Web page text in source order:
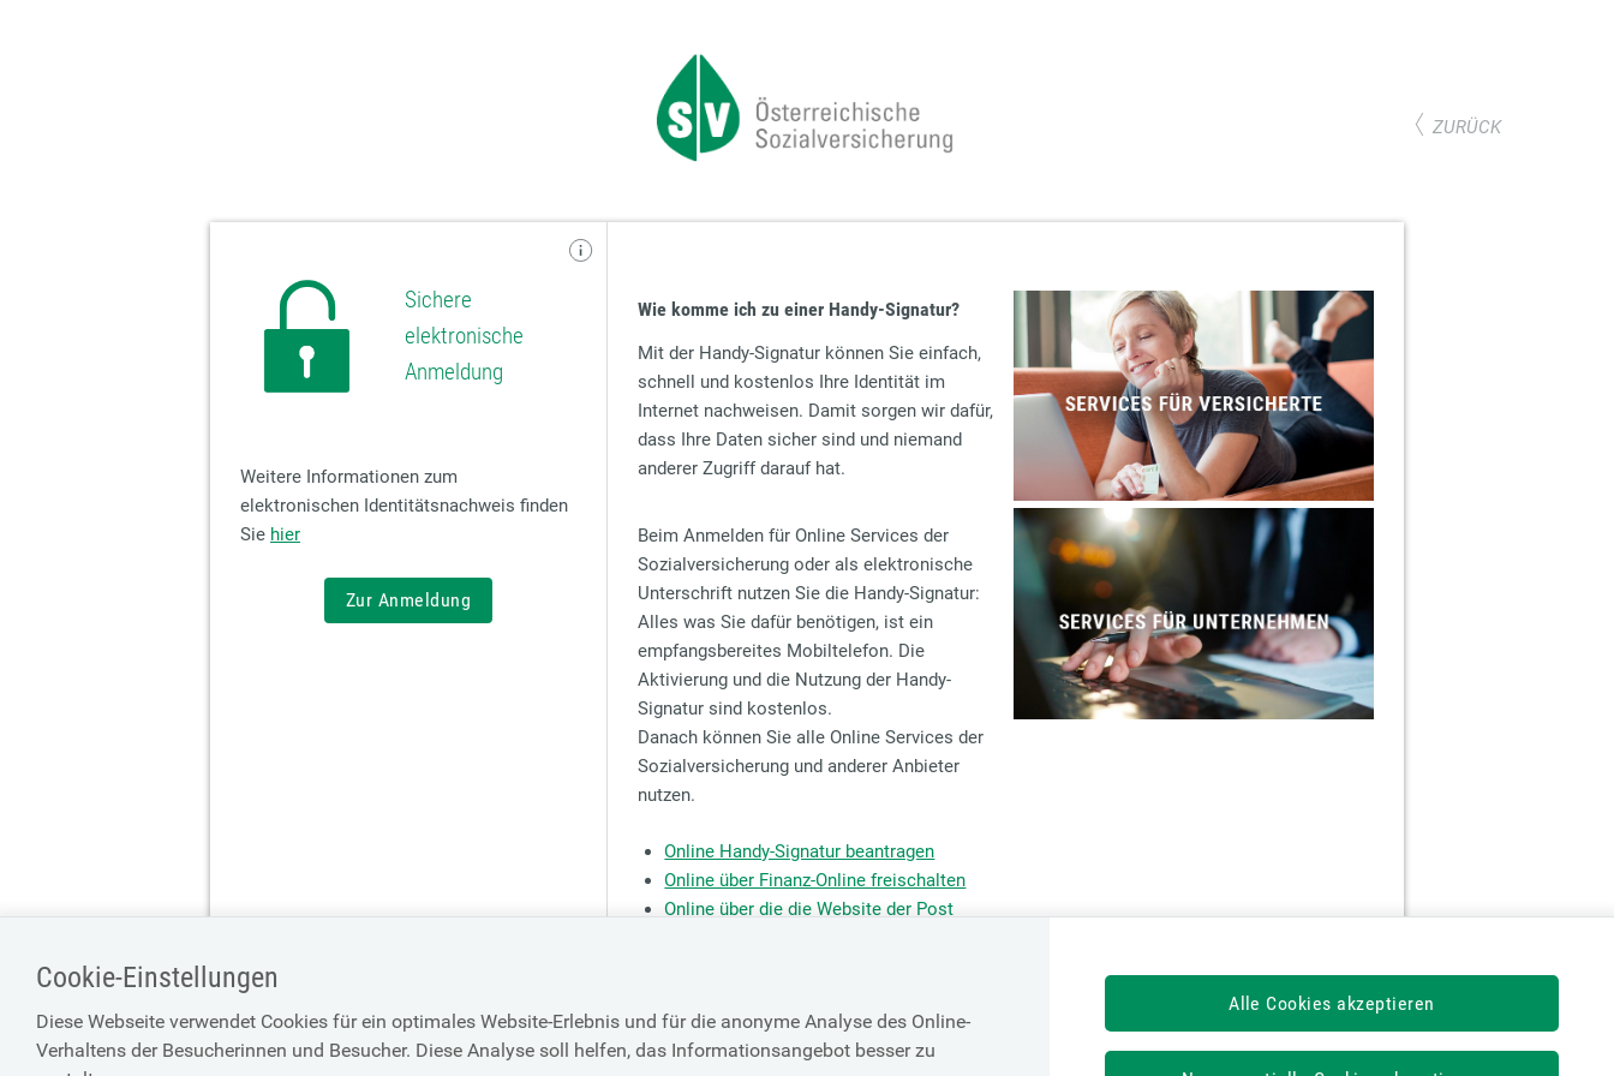
ZURÜCK
Sichere
elektronische
Anmeldung
Weitere Informationen zum
elektronischen Identitätsnachweis finden
Sie hier
Zur Anmeldung
Wie komme ich zu einer Handy-Signatur?
Mit der Handy-Signatur können Sie einfach,
schnell und kostenlos Ihre Identität im
Internet nachweisen. Damit sorgen wir dafür,
dass Ihre Daten sicher sind und niemand
anderer Zugriff darauf hat.
Beim Anmelden für Online Services der
Sozialversicherung oder als elektronische
Unterschrift nutzen Sie die Handy-Signatur:
Alles was Sie dafür benötigen, ist ein
empfangsbereites Mobiltelefon. Die
Aktivierung und die Nutzung der Handy-
Signatur sind kostenlos.
Danach können Sie alle Online Services der
Sozialversicherung und anderer Anbieter
nutzen.
Online Handy-Signatur beantragen
Online über Finanz-Online freischalten
Online über die die Website der Post
Cookie-Einstellungen
Diese Webseite verwendet Cookies für ein optimales Website-Erlebnis und für die anonyme Analyse des Online-
Verhaltens der Besucherinnen und Besucher. Diese Analyse soll helfen, das Informationsangebot besser zu
Alle Cookies akzeptieren